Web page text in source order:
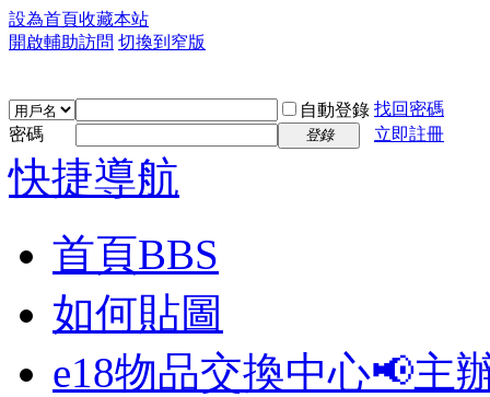
設為首頁收藏本站
開啟輔助訪問 切換到窄版
自動登錄 找回密碼
密碼
登錄 立即註冊
快捷導航
首頁BBS
如何貼圖
e18物品交換中心📢主